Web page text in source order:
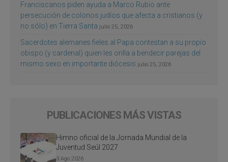
Franciscanos piden ayuda a Marco Rubio ante
persecución de colonos judíos que afecta a cristianos (y
no sólo) en Tierra Santa julio 25, 2026
Sacerdotes alemanes fieles al Papa contestan a su propio
obispo (y cardenal) quien les orilla a bendecir parejas del
mismo sexo en importante diócesis julio 25, 2026
PUBLICACIONES MÁS VISTAS
Himno oficial de la Jornada Mundial de la
Juventud Seúl 2027
3 Ago 2026